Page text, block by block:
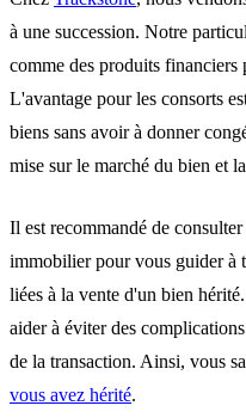
à une succession. Notre
comme des produits financiers
L'avantage pour les consorts
biens sans avoir à donner
mise sur le marché du bien et
Il est recommandé de
immobilier pour vous guider à
liées à la vente d'un bien
aider à éviter des
de la transaction. Ainsi, vous
vous avez hérité.